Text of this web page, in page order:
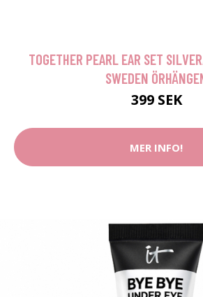
TOGETHER PEARL EAR SET
SWEDEN
399 SEK
MER INFO!